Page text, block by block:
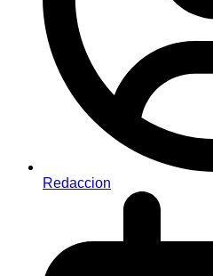
Redaccion